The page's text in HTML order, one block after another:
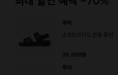
푸마
소프트라이드 샌들 퓨어
39,000원
푸마